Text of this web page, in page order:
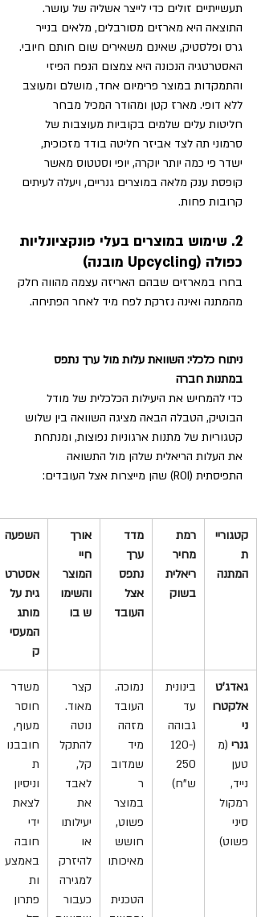
תעשייתיים זולים כדי לייצר אשליה של עושר.
התוצאה היא מארזים מסורבלים, מלאים בנייר
גרס ופלסטיק, שאינם משאירים שום חותם חיובי.
האסטרטגיה הנכונה היא צמצום הנפח הפיזי
והתמקדות במוצר פרימיום אחד, מושלם ומעוצב
ללא דופי. מארז קטן ומהודר המכיל מבחר
חליטות עלים שלמים בקוביות מעוצבות של
סרמוני תה לצד אביזר חליטה בודד מזכוכית,
ישדר פי כמה יותר יוקרה, יופי וסטטוס מאשר
קופסת ענק מלאה במוצרים גנריים, ויעלה לעיתים
קרובות פחות.
2. שימוש במוצרים בעלי פונקציונליות
כפולה (Upcycling מובנה)
בחרו במארזים שבהם האריזה עצמה מהווה חלק
מהמתנה ואינה נזרקת לפח מיד לאחר הפתיחה.
ניתוח כלכלי: השוואת עלות מול ערך נתפס
במתנות חברה
כדי להמחיש את היעילות הכלכלית של מודל
הבוטיק, הטבלה הבאה מציגה השוואה בין שלוש
קטגוריות של מתנות ארגוניות נפוצות, ומנתחת
את העלות הריאלית שלהן מול התשואה
התפיסתית (ROI) שהן מייצרות אצל העובדים:
קטגוריי
ת
המתנה
רמת
מחיר
ריאלית
בשוק
מדד
ערך
נתפס
אצל
העובד
אורך
חיי
המוצר
והשימו
ש בו
השפעה
אסטרט
גית על
מותג
המעסי
ק
גאדג'ט
אלקטרו
ני
גנרי (מ
טען
נייד,
רמקול
סיני
פשוט)
בינונית
עד
גבוהה
(120-
ש"ח)
נמוכה.
העובד
מזהה
מיד
שמדוב
ר
במוצר
פשוט,
חושש
מאיכותו
הטכנית
קצר
מאוד.
נוטה
להתקל
קל,
לאבד
את
יעילותו
או
להיזרק
למגירה
כעבור
משדר
חוסר
מעוף,
חובבנו
ת
וניסיון
לצאת
ידי
חובה
באמצע
ות
פתרון